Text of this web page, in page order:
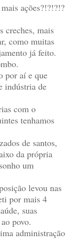
ações?!?!?!?
creches, mais
como muitas
já feito.
por aí e que
indústria de
com o
tenhamos
de santos,
da própria
um
levou nas
por mais 4
suas
povo.
administração